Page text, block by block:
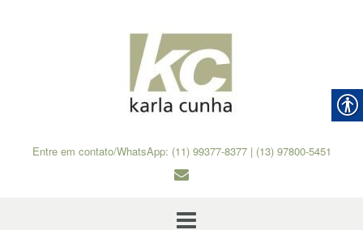
Entre em contato/WhatsApp: (11) 99377-8377 | (13) 97800-5451